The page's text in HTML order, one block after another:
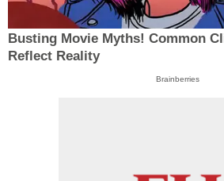
Busting Movie Myths! Common
Reflect Reality
Brainberries